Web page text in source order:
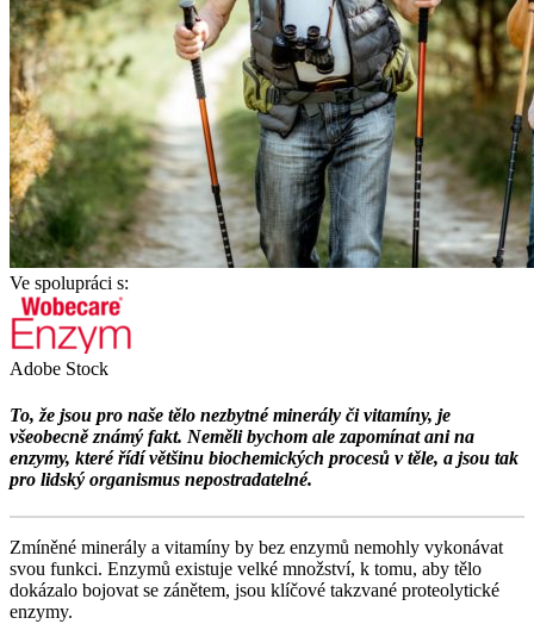
Ve spolupráci s:
Adobe Stock
To, že jsou pro naše tělo nezbytné minerály či vitamíny, je
všeobecně známý fakt. Neměli bychom ale zapomínat ani na
enzymy, které řídí většinu biochemických procesů v těle, a jsou tak
pro lidský organismus nepostradatelné.
Zmíněné minerály a vitamíny by bez enzymů nemohly vykonávat
svou funkci. Enzymů existuje velké množství, k tomu, aby tělo
dokázalo bojovat se zánětem, jsou klíčové takzvané proteolytické
enzymy.